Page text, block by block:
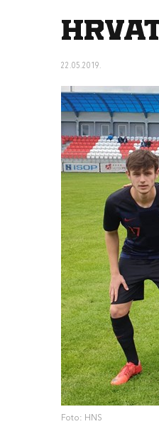
22.05.2019.
Foto: HNS